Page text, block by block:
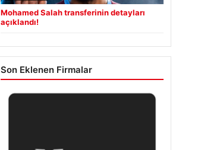
Mohamed Salah transferinin detayları
açıklandı!
Son Eklenen Firmalar